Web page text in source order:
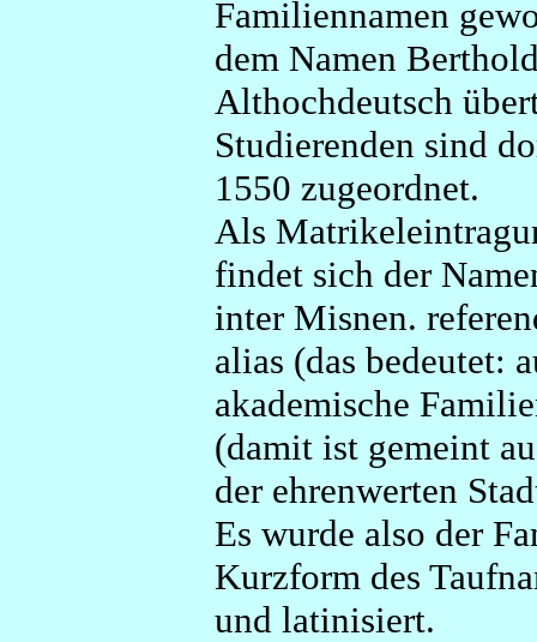
Familiennamen
dem Namen
Althochdeutsch
Studierenden sind
1550 zugeordnet.
Als
findet sich der
inter Misnen.
alias (das bedeutet:
akademische
(damit ist gemeint
der ehrenwerten
Es wurde also der
Kurzform des
und latinisiert.